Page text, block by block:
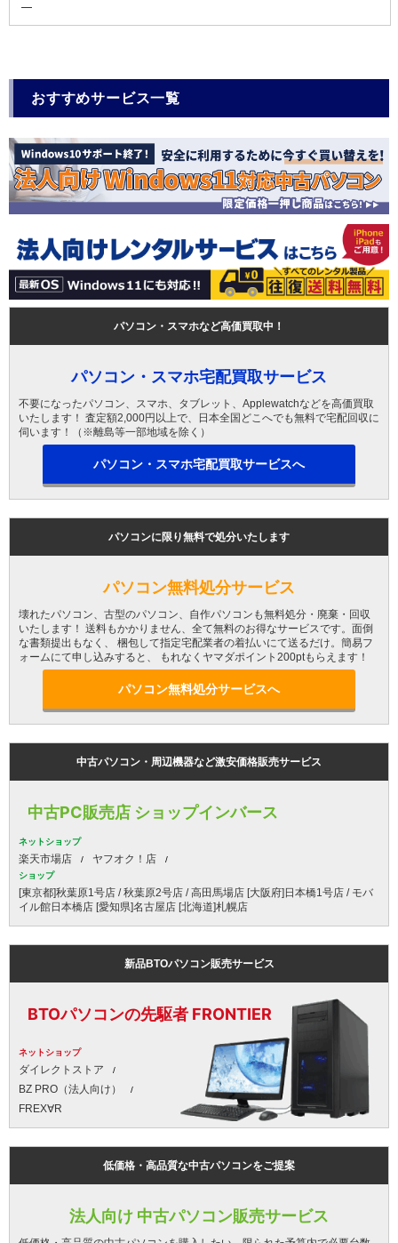
―
おすすめサービス一覧
パソコン・スマホなど高価買取中！
パソコン・スマホ宅配買取サービス
不要になったパソコン、スマホ、タブレット、Applewatchなどを高価買取
いたします！ 査定額2,000円以上で、日本全国どこへでも無料で宅配回収に
伺います！（※離島等一部地域を除く）
パソコン・スマホ宅配買取サービスへ
パソコンに限り無料で処分いたします
パソコン無料処分サービス
壊れたパソコン、古型のパソコン、自作パソコンも無料処分・廃棄・回収
いたします！ 送料もかかりません、全て無料のお得なサービスです。面倒
な書類提出もなく、 梱包して指定宅配業者の着払いにて送るだけ。簡易フ
ォームにて申し込みすると、 もれなくヤマダポイント200ptもらえます！
パソコン無料処分サービスへ
中古パソコン・周辺機器など激安価格販売サービス
中古PC販売店 ショップインバース
ネットショップ
楽天市場店 ヤフオク！店
ショップ
[東京都]秋葉原1号店 / 秋葉原2号店 / 高田馬場店 [大阪府]日本橋1号店 / モバ
イル館日本橋店 [愛知県]名古屋店 [北海道]札幌店
新品BTOパソコン販売サービス
BTOパソコンの先駆者 FRONTIER
ネットショップ
ダイレクトストア
BZ PRO（法人向け）
FREX∀R
低価格・高品質な中古パソコンをご提案
法人向け 中古パソコン販売サービス